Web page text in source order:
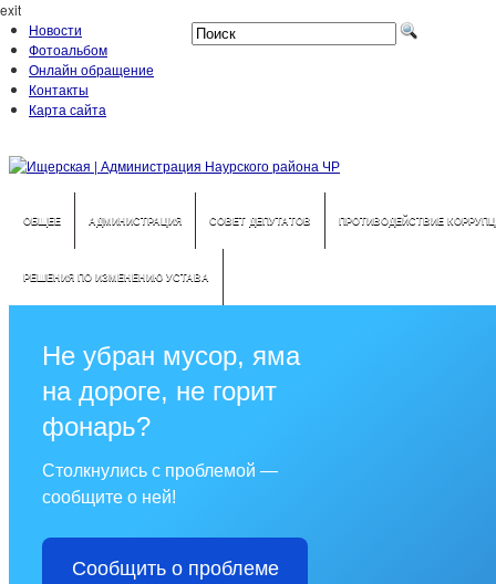
exit
Новости
Фотоальбом
Онлайн обращение
Контакты
Карта сайта
ОБЩЕЕ АДМИНИСТРАЦИЯ СОВЕТ ДЕПУТАТОВ ПРОТИВОДЕЙСТВИЕ
РЕШЕНИЯ ПО ИЗМЕНЕНИЮ УСТАВА
Не убран мусор, яма
на дороге, не горит
фонарь?
Столкнулись с проблемой —
сообщите о ней!
Сообщить о проблеме